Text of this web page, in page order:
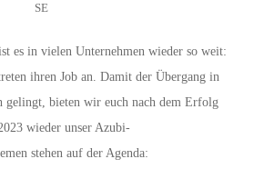
SE
es in vielen Unternehmen wieder so weit:
ihren Job an. Damit der Übergang in
gelingt, bieten wir euch nach dem Erfolg
wieder unser Azubi-
stehen auf der Agenda: